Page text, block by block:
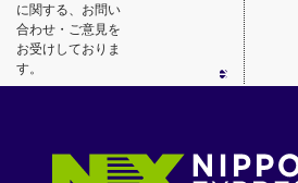
に関する、お問い
合わせ・ご意見を
お受けしておりま
す。